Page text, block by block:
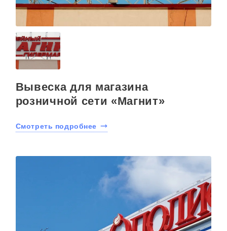
Вывеска для магазина
розничной сети «Магнит»
Смотреть подробнее